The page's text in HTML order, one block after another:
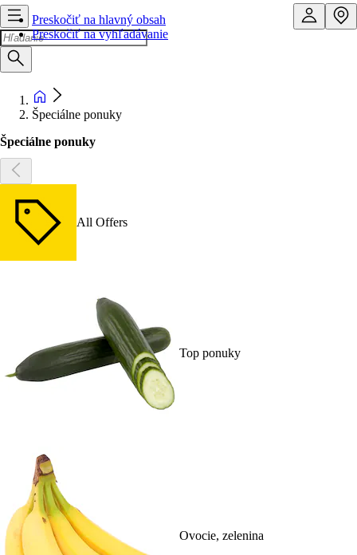
Preskočiť na hlavný obsah
Preskočiť na vyhľadávanie
Špeciálne ponuky
Špeciálne ponuky
All Offers
Top ponuky
Ovocie, zelenina